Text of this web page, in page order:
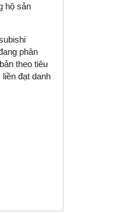
hộ sản
phân
theo tiêu
đạt danh